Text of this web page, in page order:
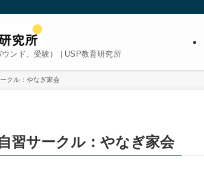
ンド、受験） | USP教育研究所
クル：やなぎ家会
習サークル：やなぎ家会